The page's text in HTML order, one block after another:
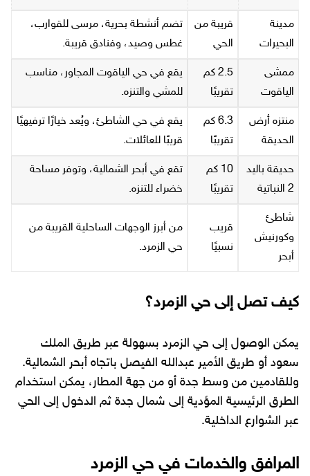
مدينة
البحيرات
قريبة من
الحي
تضم أنشطة بحرية، مرسى للقوارب،
غطس وصيد، وفنادق قريبة.
ممشى
الياقوت
2.5 كم
تقريبًا
يقع في حي الياقوت المجاور، مناسب
للمشي والتنزه.
منتزه أرض
الحديقة
6.3 كم
تقريبًا
يقع في حي الشاطئ، ويُعد خيارًا ترفيهيًا
قريبًا للعائلات.
حديقة باليد
2 النباتية
10 كم
تقريبًا
تقع في أبحر الشمالية، وتوفر مساحة
خضراء للتنزه.
شاطئ
وكورنيش
أبحر
قريب
نسبيًا
من أبرز الوجهات الساحلية القريبة من
حي الزمرد.
كيف تصل إلى حي الزمرد؟
يمكن الوصول إلى حي الزمرد بسهولة عبر طريق الملك
سعود أو طريق الأمير عبدالله الفيصل باتجاه أبحر الشمالية.
وللقادمين من وسط جدة أو من جهة المطار، يمكن استخدام
الطرق الرئيسية المؤدية إلى شمال جدة ثم الدخول إلى الحي
عبر الشوارع الداخلية.
المرافق والخدمات في حي الزمرد